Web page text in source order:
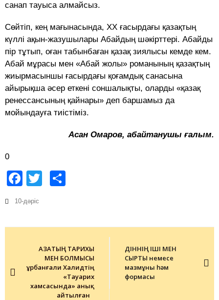
санап тауыса алмайсыз.
Сөйтіп, кең мағынасында, ХХ ғасырдағы қазақтың
күллі ақын-жазушылары Абайдың шәкірттері. Абайды
пір тұтып, оған табынбаған қазақ зиялысы кемде кем.
Абай мұрасы мен «Абай жолы» романының қазақтың
жиырмасыншы ғасырдағы қоғамдық санасына
айырықша әсер еткені соншалықты, оларды «қазақ
ренессансының қайнары» деп баршамыз да
мойындауға тиістіміз.
Асан Омаров, абайтанушы ғалым.
0
Facebook
Twitter
10-дәріс
navigationҚАЗАҚТЫҢ ТАРИХЫ
МЕН БОЛМЫСЫ
Құрбанғали Халидтің
«Тауарих
хамсасында» анық
айтылған
ДІННІҢ ІШІ МЕН
СЫРТЫ немесе
мазмұны һәм
формасы